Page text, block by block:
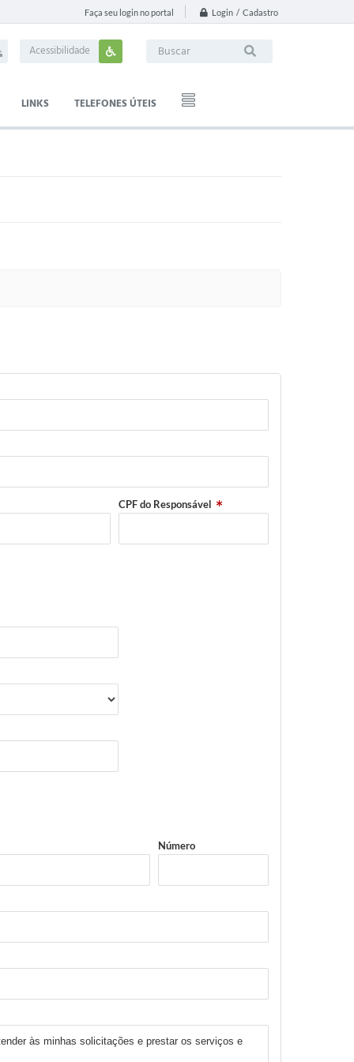
Faça seu login no portal Login / Cadastro
Acessibilidade
LINKS TELEFONES ÚTEIS
CPF do Responsável
Número
às minhas solicitações e prestar os serviços e